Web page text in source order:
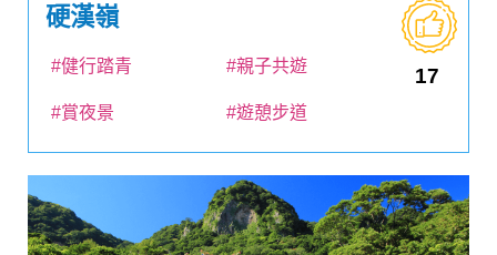
硬漢嶺
17
#健行踏青 #親子共遊
#賞夜景 #遊憩步道